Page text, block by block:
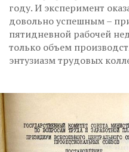
году. И эксперимент
довольно успешным –
пятидневной рабочей
только объем
энтузиазм трудовых